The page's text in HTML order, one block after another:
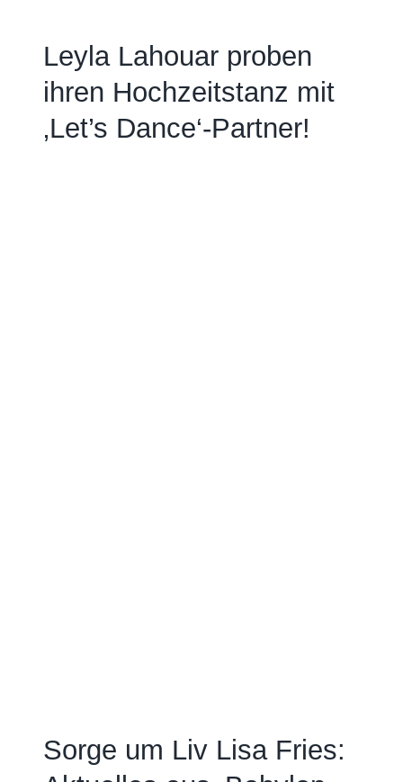
Leyla Lahouar proben
ihren Hochzeitstanz mit
‚Let’s Dance‘-Partner!
Sorge um Liv Lisa Fries: